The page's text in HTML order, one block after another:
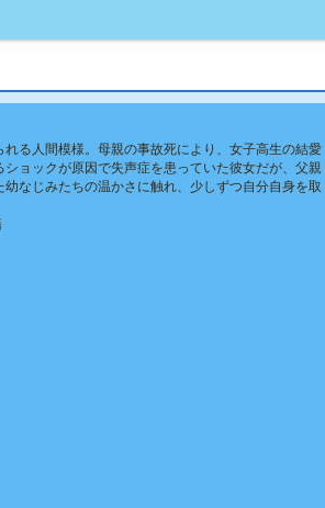
る人間模様。母親の事故死により、女子高生の結愛
ョックが原因で失声症を患っていた彼女だが、父親
なじみたちの温かさに触れ、少しずつ自分自身を取